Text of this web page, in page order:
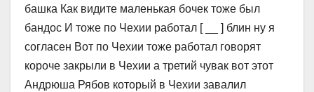
башка Как видите маленькая бочек тоже был
бандос И тоже по Чехии работал [ __ ] блин ну я
согласен Вот по Чехии тоже работал говорят
короче закрыли в Чехии а третий чувак вот этот
Андрюша Рябов который в Чехии завалил